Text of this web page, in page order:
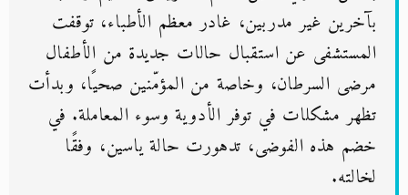
بآخرين غير مدربين، غادر معظم الأطباء، توقفت
المستشفى عن استقبال حالات جديدة من الأطفال
مرضى السرطان، وخاصة من المؤمّنين صحيًا، وبدأت
تظهر مشكلات في توفر الأدوية وسوء المعاملة. في
خضم هذه الفوضى، تدهورت حالة ياسين، وفقًا
لخالته.